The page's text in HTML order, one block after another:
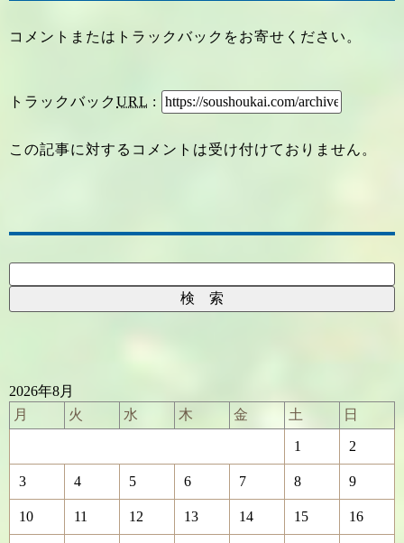
コメントまたはトラックバックをお寄せください。
トラックバックURL :
この記事に対するコメントは受け付けておりません。
2026年8月
月
火 水 木 金 土 日
1 2
3 4 5 6 7 8 9
10 11 12 13 14 15 16